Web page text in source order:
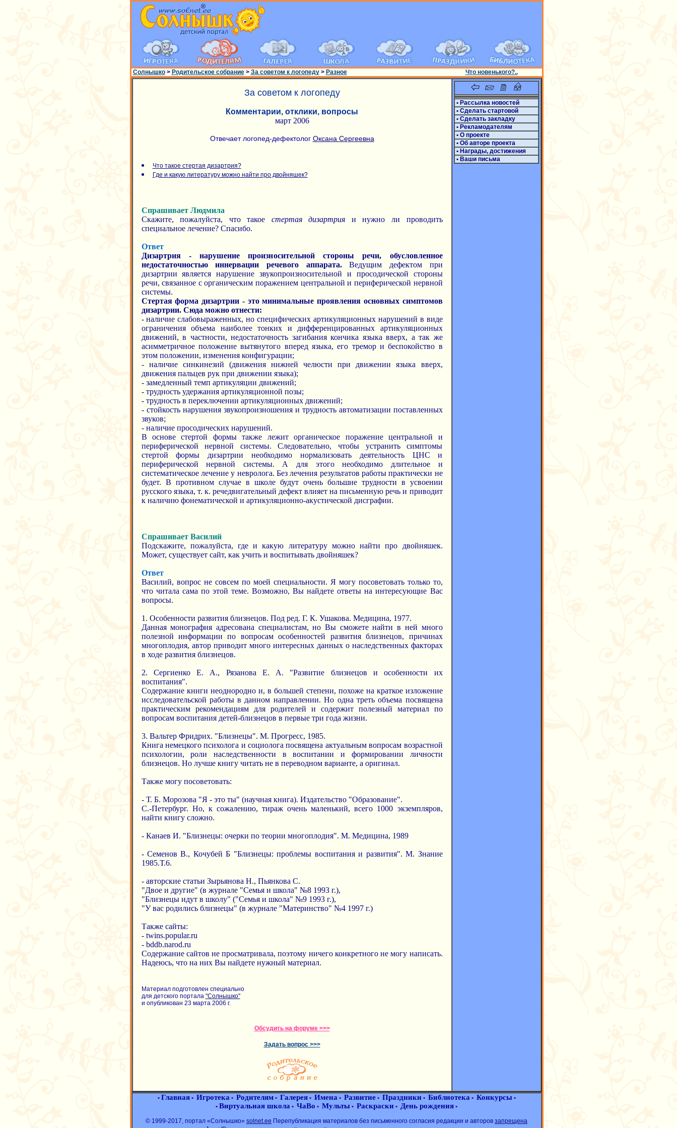
Солнышко> Родительское собрание> За советом к логопеду> Разное Что новенького?..
За советом к логопеду
Комментарии, отклики, вопросы
март 2006
Отвечает логопед-дефектолог Оксана Сергеевна
Что такое стертая дизартрия?
Где и какую литературу можно найти про двойняшек?
Спрашивает Людмила
Скажите, пожалуйста, что такое стертая дизартрия и нужно ли проводить
специальное лечение? Спасибо.
Ответ
Дизартрия - нарушение произносительной стороны речи, обусловленное
недостаточностью иннервации речевого аппарата.Ведущим дефектом при
дизартрии является нарушение звукопроизносительной и просодической стороны
речи, связанное с органическим поражением центральной и периферической нервной
системы.
Стертая форма дизартрии - это минимальные проявления основных симптомов
дизартрии. Сюда можно отнести:
- наличие слабовыраженных, но специфических артикуляционных нарушений в виде
ограничения объема наиболее тонких и дифференцированных артикуляционных
движений, в частности, недостаточность загибания кончика языка вверх, а так же
асимметричное положение вытянутого вперед языка, его тремор и беспокойство в
этом положении, изменения конфигурации;
- наличие синкинезий (движения нижней челюсти при движении языка вверх,
движения пальцев рук при движении языка);
- замедленный темп артикуляции движений;
- трудность удержания артикуляционной позы;
- трудность в переключении артикуляционных движений;
- стойкость нарушения звукопроизношения и трудность автоматизации поставленных
звуков;
- наличие просодических нарушений.
В основе стертой формы также лежит органическое поражение центральной и
периферической нервной системы. Следовательно, чтобы устранить симптомы
стертой формы дизартрии необходимо нормализовать деятельность ЦНС и
периферической нервной системы. А для этого необходимо длительное и
систематическое лечение у невролога. Без лечения результатов работы практически не
будет. В противном случае в школе будут очень большие трудности в усвоении
русского языка, т. к. речедвигательный дефект влияет на письменную речь и приводит
к наличию фонематической и артикуляционно-акустической дисграфии.
Спрашивает Василий
Подскажите, пожалуйста, где и какую литературу можно найти про двойняшек.
Может, существует сайт, как учить и воспитывать двойняшек?
Ответ
Василий, вопрос не совсем по моей специальности. Я могу посоветовать только то,
что читала сама по этой теме. Возможно, Вы найдете ответы на интересующие Вас
вопросы.
1. Особенности развития близнецов. Под ред. Г. К. Ушакова. Медицина, 1977.
Данная монография адресована специалистам, но Вы сможете найти в ней много
полезной информации по вопросам особенностей развития близнецов, причинах
многоплодия, автор приводит много интересных данных о наследственных факторах
в ходе развития близнецов.
2. Сергиенко Е. А., Рязанова Е. А. "Развитие близнецов и особенности их
воспитания".
Содержание книги неоднородно и, в большей степени, похоже на краткое изложение
исследовательской работы в данном направлении. Но одна треть объема посвящена
практическим рекомендациям для родителей и содержит полезный материал по
вопросам воспитания детей-близнецов в первые три года жизни.
3. Вальтер Фридрих. "Близнецы". М. Прогресс, 1985.
Книга немецкого психолога и социолога посвящена актуальным вопросам возрастной
психологии, роли наследственности в воспитании и формировании личности
близнецов. Но лучше книгу читать не в переводном варианте, а оригинал.
Также могу посоветовать:
- Т. Б. Морозова "Я - это ты" (научная книга). Издательство "Образование".
С.-Петербург. Но, к сожалению, тираж очень маленький, всего 1000 экземпляров,
найти книгу сложно.
- Канаев И. "Близнецы: очерки по теории многоплодия". М. Медицина, 1989
- Семенов В., Кочубей Б "Близнецы: проблемы воспитания и развития". М. Знание
1985.Т.6.
- авторские статьи Зырьянова Н., Пьянкова С.
"Двое и другие" (в журнале "Семья и школа" №8 1993 г.),
"Близнецы идут в школу" ("Семья и школа" №9 1993 г.),
"У вас родились близнецы" (в журнале "Материнство" №4 1997 г.)
Также сайты:
- twins.popular.ru
- bddb.narod.ru
Содержание сайтов не просматривала, поэтому ничего конкретного не могу написать.
Надеюсь, что на них Вы найдете нужный материал.
Материал подготовлен специально
для детского портала "Солнышко"
и опубликован 23 марта 2006 г.
Обсудить на форуме >>>
Задать вопрос >>>
• Рассылка новостей
• Сделать стартовой
• Сделать закладку
• Рекламодателям
• О проекте
• Об авторе проекта
• Награды, достижения
• Ваши письма
• Главная• Игротека• Родителям• Галерея• Имена• Развитие• Праздники • Библиотека• Конкурсы•
• Виртуальная школа • ЧаВо • Мульты • Раскраски • День рождения •
© 1999-2017, портал «Солнышко» solnet.ee Перепубликация материалов без письменного согласия редакции и авторов запрещена